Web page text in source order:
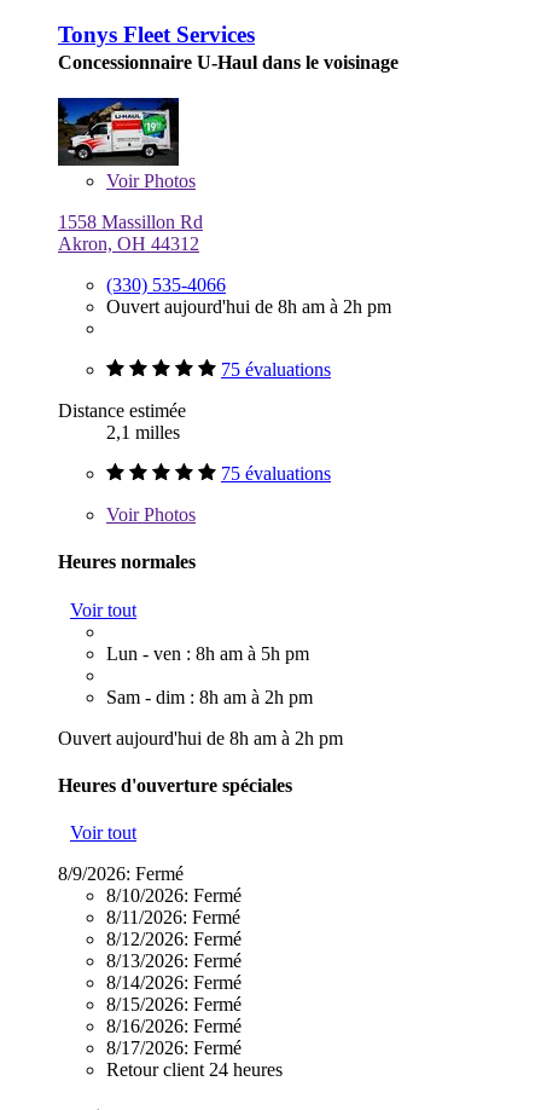
Tonys Fleet Services
Concessionnaire U-Haul dans le voisinage
VoirPhotos
1558 Massillon Rd
Akron, OH 44312
(330) 535-4066
Ouvert aujourd'hui de 8h am à 2h pm
75 évaluations
Distance estimée
2,1 milles
75 évaluations
VoirPhotos
Heures normales
Voir tout
Lun - ven : 8h am à 5h pm
Sam - dim : 8h am à 2h pm
Ouvert aujourd'hui de 8h am à 2h pm
Heures d'ouverture spéciales
Voir tout
8/9/2026: Fermé
8/10/2026: Fermé
8/11/2026: Fermé
8/12/2026: Fermé
8/13/2026: Fermé
8/14/2026: Fermé
8/15/2026: Fermé
8/16/2026: Fermé
8/17/2026: Fermé
Retour client 24 heures